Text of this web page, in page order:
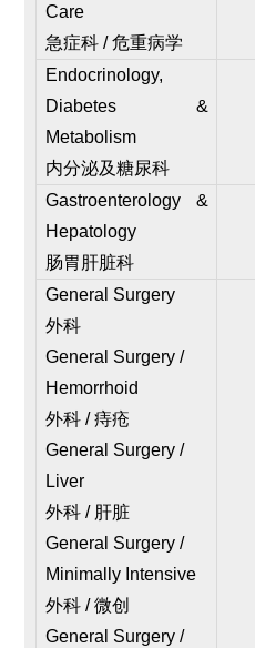
Care
急症科 / 危重病学
Endocrinology,
Diabetes &
Metabolism
内分泌及糖尿科
Gastroenterology &
Hepatology
肠胃肝脏科
General Surgery
外科
General Surgery /
Hemorrhoid
外科 / 痔疮
General Surgery /
Liver
外科 / 肝脏
General Surgery /
Minimally Intensive
外科 / 微创
General Surgery /